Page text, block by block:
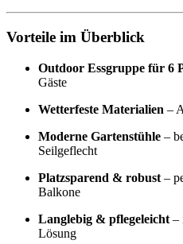
Vorteile im Überblick
Outdoor Essgruppe für 6
Gäste
Wetterfeste Materialien –
Moderne Gartenstühle –
Seilgeflecht
Platzsparend & robust –
Balkone
Langlebig & pflegeleicht –
Lösung